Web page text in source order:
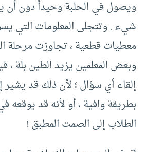
ويصول في الحلبة وحيداً دون
شيء . وتتجلى المعلومات التي
معطيات قطعية ، تجاوزت مرحلة
وبعض المعلمين يزيد الطين بلة ،
إلقاء أي سؤال ؛ لأن ذلك قد يشير
بطريقة وافية ، أو لأنه قد يوقعه
الطلاب إلى الصمت المطبق !